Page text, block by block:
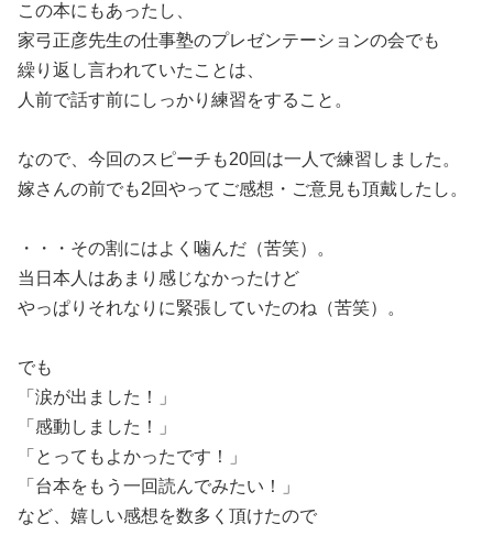
この本にもあったし、
家弓正彦先生の仕事塾のプレゼンテーションの会でも
繰り返し言われていたことは、
人前で話す前にしっかり練習をすること。
なので、今回のスピーチも20回は一人で練習しました。
嫁さんの前でも2回やってご感想・ご意見も頂戴したし。
・・・その割にはよく噛んだ（苦笑）。
当日本人はあまり感じなかったけど
やっぱりそれなりに緊張していたのね（苦笑）。
でも
「涙が出ました！」
「感動しました！」
「とってもよかったです！」
「台本をもう一回読んでみたい！」
など、嬉しい感想を数多く頂けたので